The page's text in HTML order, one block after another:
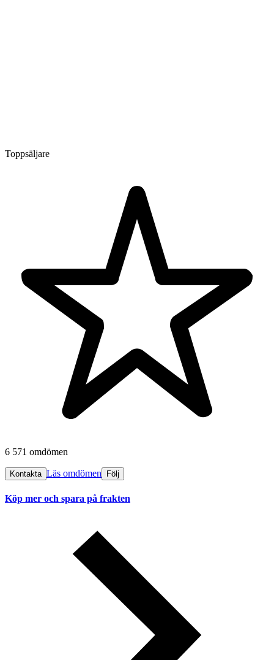
Toppsäljare
6 571 omdömen
Kontakta Läs omdömen Följ
Köp mer och spara på frakten